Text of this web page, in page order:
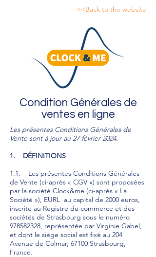
<<Back to the website
Condition Générales de
ventes en ligne
Les présentes Conditions Générales de
Vente sont à jour au 27 février 2024.
1. DÉFINITIONS
1.1. Les présentes Conditions Générales
de Vente (ci-après « CGV ») sont proposées
par la société Clock&me (ci-après « La
Société »), EURL au capital de 2000 euros,
inscrite au Registre du commerce et des
sociétés de Strasbourg sous le numéro
978582328, représentée par Virginie Gabel,
et dont le siège social est fixé au 204
Avenue de Colmar, 67100 Strasbourg,
France.